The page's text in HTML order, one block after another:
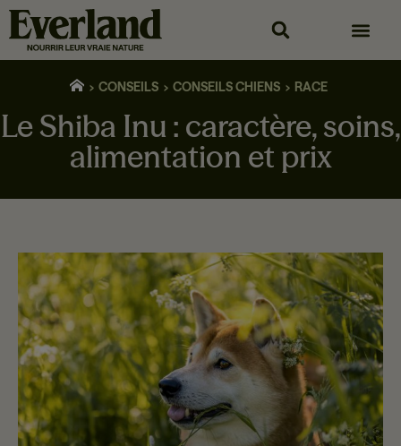
CONSEILS CONSEILS CHIENS RACE
Le Shiba Inu : caractère, soins,
alimentation et prix